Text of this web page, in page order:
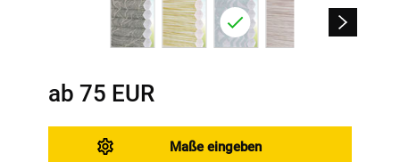
ab 75 EUR
Maße eingeben